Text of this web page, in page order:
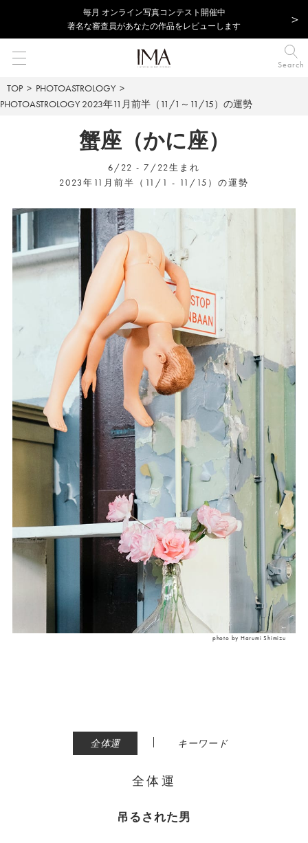
毎⽉ オンライン写真コンテスト開催中
著名な審査員があなたの作品をレビューします
Search
TOP
PHOTOASTROLOGY
PHOTOASTROLOGY 2023年11月前半（11/1～11/15）の運勢
蟹座（かに座）
6/22 - 7/22生まれ
2023年11月前半（11/1 - 11/15）の運勢
photo by Harumi Shimizu
全体運 | キーワード
全体運
吊るされた男